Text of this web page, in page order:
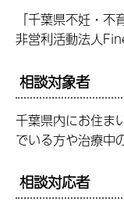
「千葉県不妊・
非営利活動法人
相談対象者
千葉県内にお住ま
でいる方や治療中
相談対応者